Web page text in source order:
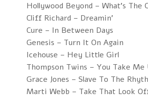
Hollywood Beyond – What's The
Cliff Richard – Dreamin'
Cure – In Between Days
Genesis – Turn It On Again
Icehouse – Hey Little Girl
Thompson Twins – You Take Me
Grace Jones – Slave To The
Marti Webb – Take That Look